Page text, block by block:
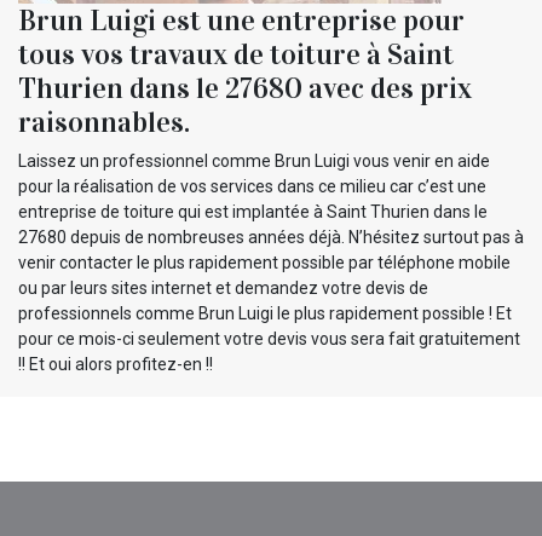
Brun Luigi est une entreprise pour
tous vos travaux de toiture à Saint
Thurien dans le 27680 avec des prix
raisonnables.
Laissez un professionnel comme Brun Luigi vous venir en aide
pour la réalisation de vos services dans ce milieu car c’est une
entreprise de toiture qui est implantée à Saint Thurien dans le
27680 depuis de nombreuses années déjà. N’hésitez surtout pas à
venir contacter le plus rapidement possible par téléphone mobile
ou par leurs sites internet et demandez votre devis de
professionnels comme Brun Luigi le plus rapidement possible ! Et
pour ce mois-ci seulement votre devis vous sera fait gratuitement
!! Et oui alors profitez-en !!